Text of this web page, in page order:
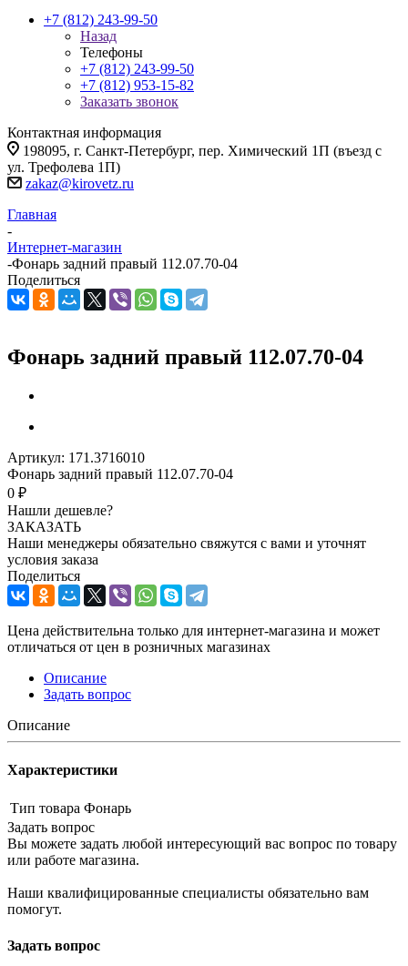
+7 (812) 243-99-50
Назад
Телефоны
+7 (812) 243-99-50
+7 (812) 953-15-82
Заказать звонок
Контактная информация
198095, г. Санкт-Петербург, пер. Химический 1П (въезд с
ул. Трефолева 1П)
zakaz@kirovetz.ru
Главная
-
Интернет-магазин
-Фонарь задний правый 112.07.70-04
Поделиться
Фонарь задний правый 112.07.70-04
Артикул: 171.3716010
Фонарь задний правый 112.07.70-04
0 ₽
Нашли дешевле?
ЗАКАЗАТЬ
Наши менеджеры обязательно свяжутся с вами и уточнят
условия заказа
Поделиться
Цена действительна только для интернет-магазина и может
отличаться от цен в розничных магазинах
Описание
Задать вопрос
Описание
Характеристики
Тип товара Фонарь
Задать вопрос
Вы можете задать любой интересующий вас вопрос по товару
или работе магазина.
Наши квалифицированные специалисты обязательно вам
помогут.
Задать вопрос